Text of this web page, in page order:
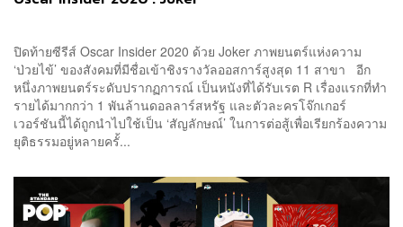
ปิดท้ายซีรีส์ Oscar Insider 2020 ด้วย Joker ภาพยนตร์แห่งความ
‘ป่วยไข้’ ของสังคมที่มีชื่อเข้าชิงรางวัลออสการ์สูงสุด 11 สาขา อีก
หนึ่งภาพยนตร์ระดับปรากฏการณ์ เป็นหนังที่ได้รับเรต R เรื่องแรกที่ทำ
รายได้มากกว่า 1 พันล้านดอลลาร์สหรัฐ และตัวละครโจ๊กเกอร์
เวอร์ชันนี้ได้ถูกนำไปใช้เป็น ‘สัญลักษณ์’ ในการต่อสู้เพื่อเรียกร้องความ
ยุติธรรมอยู่หลายครั้...